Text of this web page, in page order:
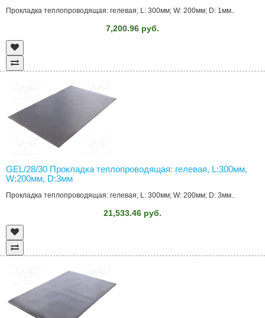
Прокладка теплопроводящая: гелевая; L: 300мм; W: 200мм; D: 1мм..
7,200.96 руб.
GEL/28/30 Прокладка теплопроводящая: гелевая, L:300мм,
W:200мм, D:3мм
Прокладка теплопроводящая: гелевая; L: 300мм; W: 200мм; D: 3мм..
21,533.46 руб.